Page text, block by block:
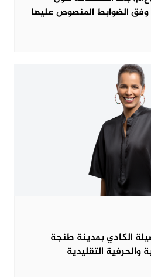
وفق الضوابط المنصوص عليها
الكادي بمدينة طنجة
والحرفية التقليدية